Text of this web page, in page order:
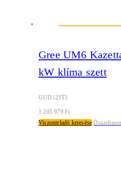
Gree UM6
kW klíma szett
GUD125T1
1 205 979Ft
Viszonteladó keresése